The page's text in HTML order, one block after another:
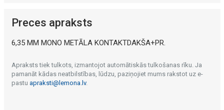
Preces apraksts
6,35 MM MONO METĀLA KONTAKTDAKŠA+PR.
Apraksts tiek tulkots, izmantojot automātiskās tulkošanas rīku. Ja
pamanāt kādas neatbilstības, lūdzu, paziņojiet mums rakstot uz e-
pastu apraksti@lemona.lv.